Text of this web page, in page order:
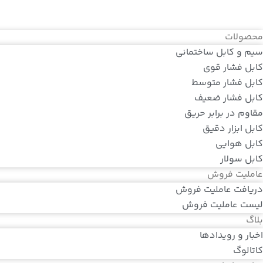
محصولات
سیم و کابل ساختمانی
کابل فشار قوی
کابل فشار متوسط
کابل فشار ضعیف
مقاوم در برابر حریق
کابل ابزار دقیق
کابل هوایی
کابل سولار
عاملیت فروش
دریافت عاملیت فروش
لیست عاملیت فروش
بلاگ
اخبار و رویدادها
کاتالوگ